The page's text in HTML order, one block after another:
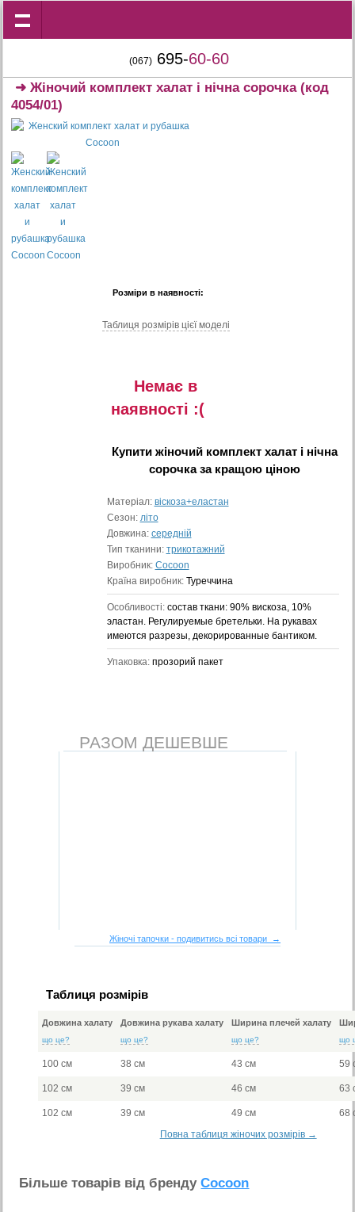
(067) 695-60-60
➜Жіночий комплект халат і нічна сорочка(код
4054/01)
Розміри в наявності:
Таблиця розмiрiв цiєї моделi
Немає в
наявностi :(
Купитижіночий комплект халат і нічна
сорочказа кращою ціною
Матеріал: віскоза+еластан
Сезон: літо
Довжина: середній
Тип тканини: трикотажний
Виробник: Cocoon
Країна виробник: Туреччина
Особливості: состав ткани: 90% вискоза, 10%
эластан. Регулируемые бретельки. На рукавах
имеются разрезы, декорированные бантиком.
Упаковка: прозорий пакет
РАЗОМ ДЕШЕВШЕ
Жіночі тапочки - подивитись всі товари →
Таблиця розмірів
Довжина халату
що це?
Довжина рукава халату
що це?
Ширина плечей халату
що це? що
100 см 38 см 43 см 59
102 см 39 см 46 см 63
102 см 39 см 49 см
68
Повна таблиця жіночих розмірів →
Бiльше товарiв вiд брендуCocoon